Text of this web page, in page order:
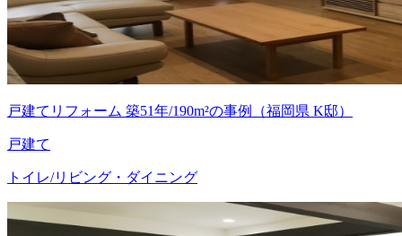
戸建てリフォーム 築51年/190m²の事例（福岡県 K邸）
戸建て
トイレ/リビング・ダイニング